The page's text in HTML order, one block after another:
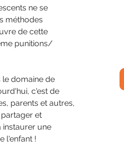
ne se
méthodes
de cette
punitions/
le domaine de
c'est de
parents et autres,
et
instaurer une
l'enfant !